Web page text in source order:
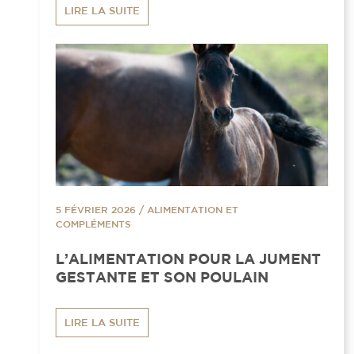
LIRE LA SUITE
5 FÉVRIER 2026 / ALIMENTATION ET
COMPLÉMENTS
L’ALIMENTATION POUR LA JUMENT
GESTANTE ET SON POULAIN
LIRE LA SUITE